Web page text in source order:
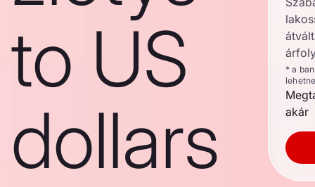
to US
dollars
* a
akár